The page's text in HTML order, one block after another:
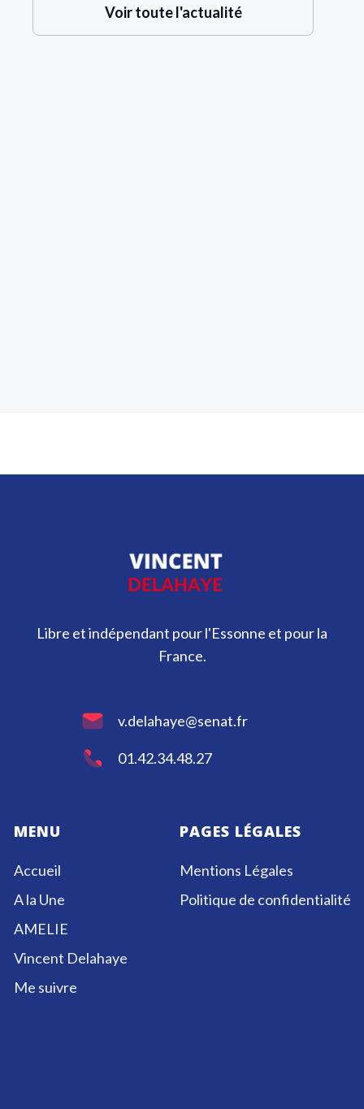
Voir toute l'actualité
Libre et indépendant pour l'Essonne et pour la
France.
v.delahaye@senat.fr
01.42.34.48.27
MENU
Accueil
A la Une
AMELIE
Vincent Delahaye
Me suivre
PAGES LÉGALES
Mentions Légales
Politique de confidentialité